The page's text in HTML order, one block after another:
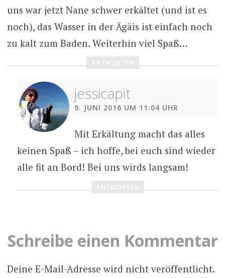
uns war jetzt Nane schwer erkältet (und ist es
noch), das Wasser in der Ägäis ist einfach noch
zu kalt zum Baden. Weiterhin viel Spaß…
ANTWORTEN
jessicapit
9. JUNI 2016 UM 11:04 UHR
Mit Erkältung macht das alles
keinen Spaß – ich hoffe, bei euch sind wieder
alle fit an Bord! Bei uns wirds langsam!
ANTWORTEN
Schreibe einen Kommentar
Deine E-Mail-Adresse wird nicht veröffentlicht.